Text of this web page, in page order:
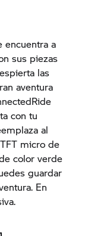
encuentra a
sus piezas
las
aventura
con tu
al
micro de
color verde
guardar
En